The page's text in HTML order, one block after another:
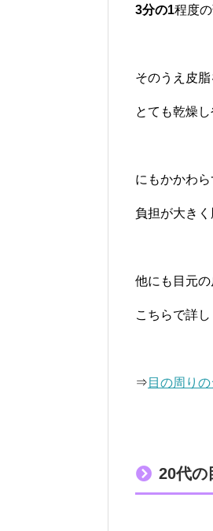
3分の1程度
そのうえ皮
とても乾燥
にもかかわ
負担が大き
他にも目元
こちらで詳し
⇒ 目の周り
20代の